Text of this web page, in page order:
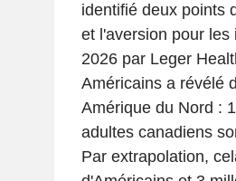
identifié deux points
et l'aversion pour
2026 par Leger
Américains a révélé
Amérique du Nord :
adultes canadiens
Par extrapolation,